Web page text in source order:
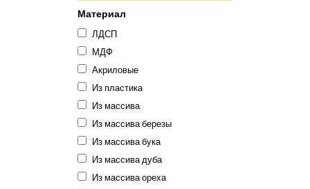
Материал
ЛДСП
МДФ
Акриловые
Из пластика
Из массива
Из массива березы
Из массива бука
Из массива дуба
Из массива ореха